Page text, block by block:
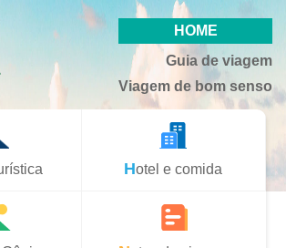
HOME
Guia de viagem
Viagem de bom senso
Hotel e comida